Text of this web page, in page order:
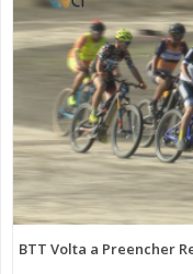
BTT Volta a Preencher